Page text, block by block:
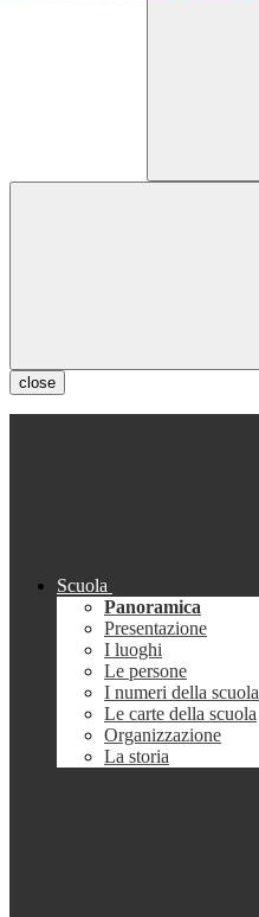
close
Scuola
Panoramica
Presentazione
I luoghi
Le persone
I numeri della scuola
Le carte della scuola
Organizzazione
La storia